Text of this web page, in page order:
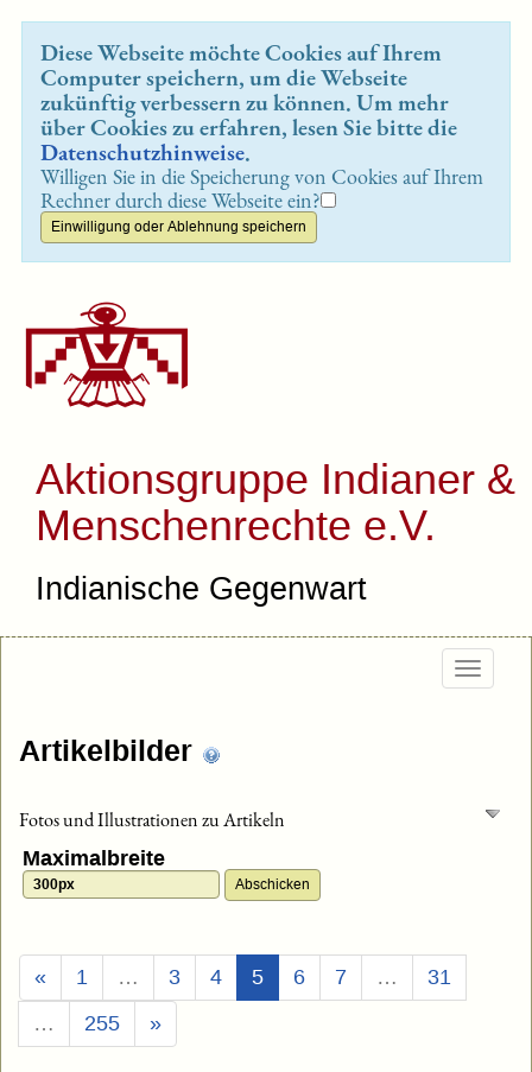
Diese Webseite möchte Cookies auf Ihrem
Computer speichern, um die Webseite
zukünftig verbessern zu können. Um mehr
über Cookies zu erfahren, lesen Sie bitte die
Datenschutzhinweise.
Willigen Sie in die Speicherung von Cookies auf Ihrem
Rechner durch diese Webseite ein?
Aktionsgruppe Indianer &
Menschenrechte e.V.
Indianische Gegenwart
Artikelbilder
Fotos und Illustrationen zu Artikeln
Maximalbreite
« 1 … 3 4 5(Aktuell)
6 7 …
31
…
255 »